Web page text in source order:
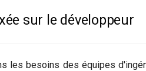
sur le développeur
les besoins des équipes